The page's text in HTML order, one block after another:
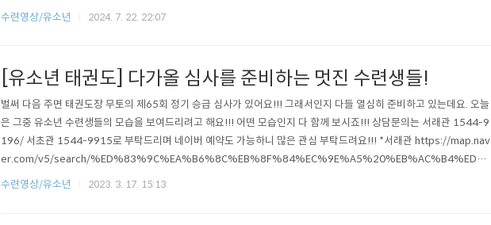
심히 노력해서 심사를 준비 한답니다.Q. 그럼 심사에서도 떨어지나요? 당연히 떨어집니다. 각 밸트마다 커트라인 기준
수련영상/유소년 2024. 7. 22. 22:07
[유소년 태권도] 다가올 심사를 준비하는 멋진 수련생들!
벌써 다음 주면 태권도장 무토의 제65회 정기 승급 심사가 있어요!!! 그래서인지 다들 열심히 준비하고 있는데요. 오늘
은 그중 유소년 수련생들의 모습을 보여드리려고 해요!!! 어떤 모습인지 다 함께 보시죠!!! 상담문의는 서래관 1544-9
196/ 서초관 1544-9915로 부탁드리며 네이버 예약도 가능하니 많은 관심 부탁드려요!!! *서래관 https://map.nav
er.com/v5/search/%ED%83%9C%EA%B6%8C%EB%8F%84%EC%9E%A5%20%EB%AC%B4%ED%
86%A0/place/35581789?placePath=%3Fentry=pll%26from=nx%26fromNxList=true&c=15,0,0,0,dh 네
수련영상/유소년 2023. 3. 17. 15:13